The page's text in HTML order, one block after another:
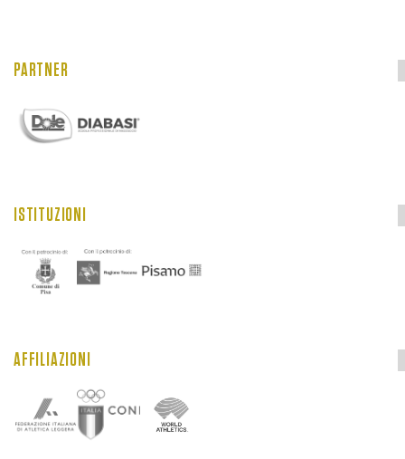
PARTNER
ISTITUZIONI
AFFILIAZIONI